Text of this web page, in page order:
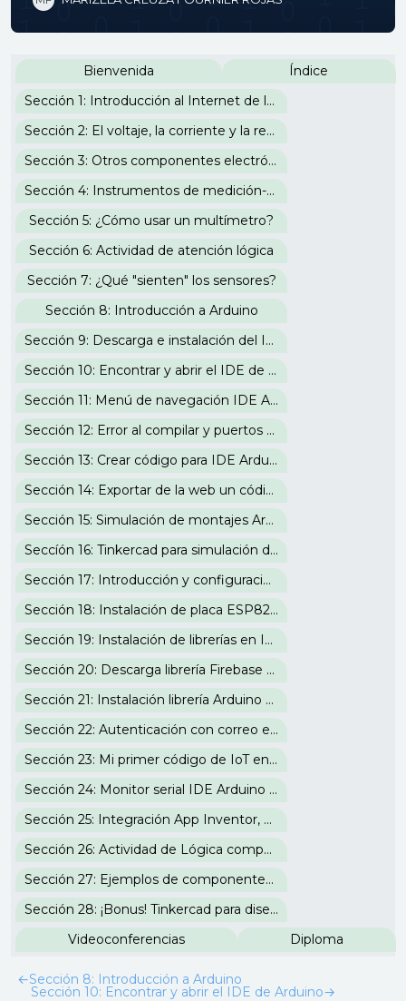
Perfilado de sección
Bienvenida
Índice
Sección 1: Introducción al Internet de las Cosas
Sección 2: El voltaje, la corriente y la resistencia
Sección 3: Otros componentes electrónicos
Sección 4: Instrumentos de medición-corrientes análogas y digitales
Sección 5: ¿Cómo usar un multímetro?
Sección 6: Actividad de atención lógica
Sección 7: ¿Qué "sienten" los sensores?
Sección 8: Introducción a Arduino
Sección 9: Descarga e instalación del IDE de Arduino
Sección 10: Encontrar y abrir el IDE de Arduino
Sección 11: Menú de navegación IDE Arduino
Sección 12: Error al compilar y puertos IDE Arduino
Sección 13: Crear código para IDE Arduino en la web
Sección 14: Exportar de la web un código para el IDE de Arduino
Sección 15: Simulación de montajes Arduino en la web
Seccíón 16: Tinkercad para simulación de código en placas de Arduino
Sección 17: Introducción y configuración en IDE Arduino a la placa IoT ESP8266
Sección 18: Instalación de placa ESP8266 en IDE Arduino
Sección 19: Instalación de librerías en IDE Arduino
Sección 20: Descarga librería Firebase para IoT en IDE Arduino
Sección 21: Instalación librería Arduino Json en IDE y acceso a Firebase
Sección 22: Autenticación con correo electrónico Firebase
Sección 23: Mi primer código de IoT en IDE Arduino
Sección 24: Monitor serial IDE Arduino y configuración de WiFi
Sección 25: Integración App Inventor, Firebase e IDE Arduino
Sección 26: Actividad de Lógica computacional
Sección 27: Ejemplos de componentes para controlar sistemas eléctricos
Sección 28: ¡Bonus! Tinkercad para diseño 3D
Videoconferencias
Diploma
←Sección 8: Introducción a Arduino
→
Sección 10: Encontrar y abrir el IDE de Arduino